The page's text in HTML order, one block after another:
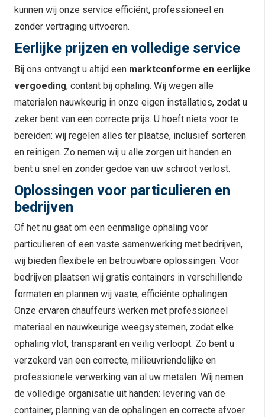
kunnen wij onze service efficiënt, professioneel en
zonder vertraging uitvoeren.
Eerlijke prijzen en volledige service
Bij ons ontvangt u altijd een marktconforme en eerlijke
vergoeding, contant bij ophaling. Wij wegen alle
materialen nauwkeurig in onze eigen installaties, zodat u
zeker bent van een correcte prijs. U hoeft niets voor te
bereiden: wij regelen alles ter plaatse, inclusief sorteren
en reinigen. Zo nemen wij u alle zorgen uit handen en
bent u snel en zonder gedoe van uw schroot verlost.
Oplossingen voor particulieren en
bedrijven
Of het nu gaat om een eenmalige ophaling voor
particulieren of een vaste samenwerking met bedrijven,
wij bieden flexibele en betrouwbare oplossingen. Voor
bedrijven plaatsen wij gratis containers in verschillende
formaten en plannen wij vaste, efficiënte ophalingen.
Onze ervaren chauffeurs werken met professioneel
materiaal en nauwkeurige weegsystemen, zodat elke
ophaling vlot, transparant en veilig verloopt. Zo bent u
verzekerd van een correcte, milieuvriendelijke en
professionele verwerking van al uw metalen. Wij nemen
de volledige organisatie uit handen: levering van de
container, planning van de ophalingen en correcte afvoer